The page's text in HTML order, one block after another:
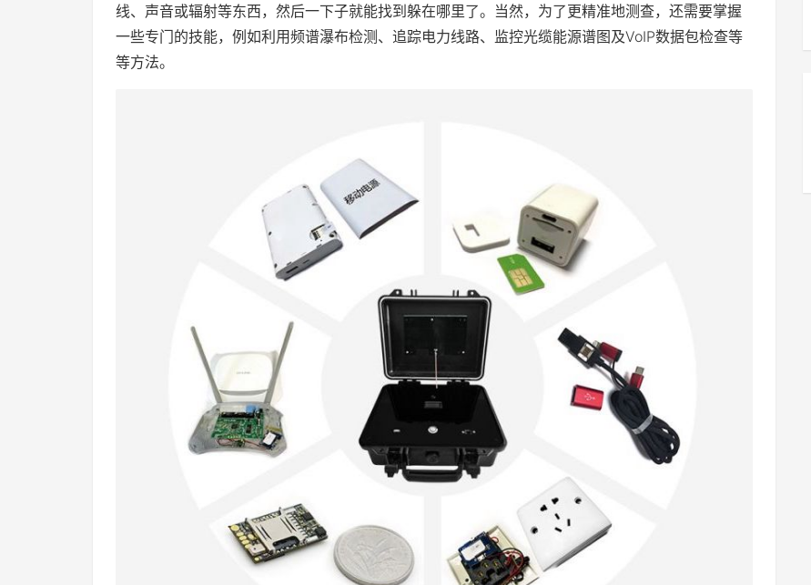
线、声音或辐射等东西，然后一下子就能找到躲在哪里了。当然，为了更精准地测查，还需要掌握
一些专门的技能，例如利用频谱瀑布检测、追踪电力线路、监控光缆能源谱图及VoIP数据包检查等
等方法。